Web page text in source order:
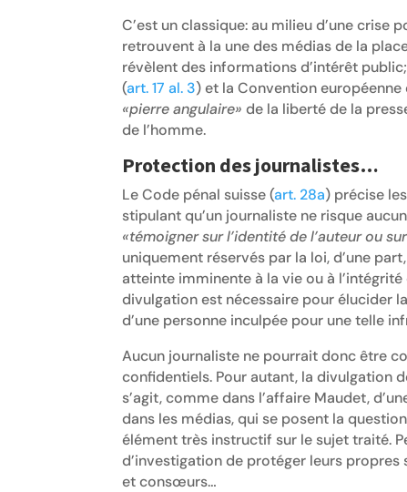
C’est un classique: au milieu d’une
retrouvent à la une des médias de la
révèlent des informations d’intérêt
(art. 17 al. 3) et la Convention
«pierre angulaire» de la liberté de la
de l’homme.
Protection des journalistes…
Le Code pénal suisse (art. 28a) précise
stipulant qu’un journaliste ne risque
«témoigner sur l’identité de l’auteur ou
uniquement réservés par la loi, d’une
atteinte imminente à la vie ou à
divulgation est nécessaire pour élucider
d’une personne inculpée pour une telle
Aucun journaliste ne pourrait donc être
confidentiels. Pour autant, la divulgation
s’agit, comme dans l’affaire Maudet,
dans les médias, qui se posent la
élément très instructif sur le sujet traité.
d’investigation de protéger leurs propres
et consœurs…